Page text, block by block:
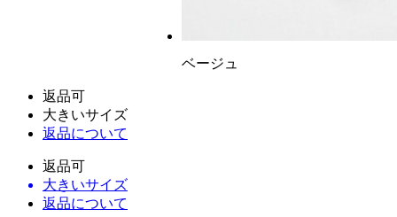
ベージュ
返品可
大きいサイズ
返品について
返品可
大きいサイズ
返品について